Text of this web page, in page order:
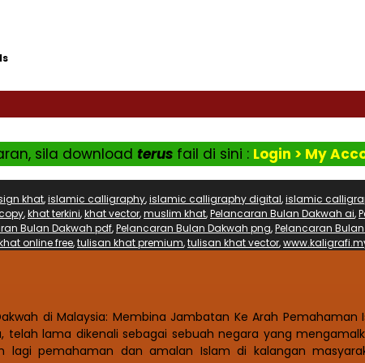
sila download terusfail di sini : Login > My
khat,islamic calligraphy,islamic calligraphy digital,islamic
,khat terkini,khat vector,muslim khat,Pelancaran Bulan Dakwah ai,
Bulan Dakwah pdf,Pelancaran Bulan Dakwah png,Pelancaran
online free,tulisan khat premium,tulisan khat vector,
di Malaysia: Membina Jambatan Ke Arah Pemahaman
lama dikenali sebagai sebuah negara yang
pemahaman dan amalan Islam di kalangan